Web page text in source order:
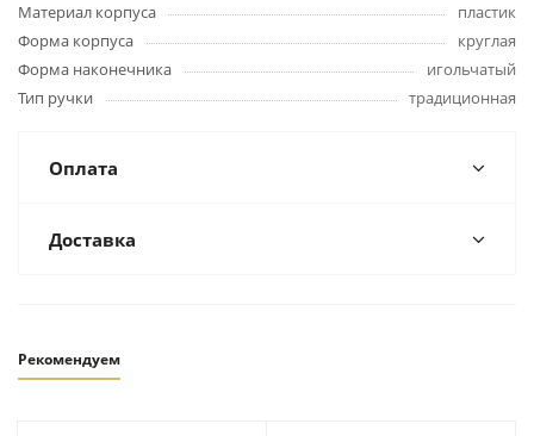
Материал корпуса
пластик
Форма корпуса
круглая
Форма наконечника
игольчатый
Тип ручки
традиционная
Оплата
Доставка
Рекомендуем